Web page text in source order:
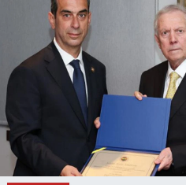
DÜNYA
EĞİTİM
TURİZM
RÖPORTAJ
VİDEO HABERLER